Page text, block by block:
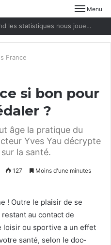
Menu
Déplacements à vélo : quand les statistiques nous jouent des tours
France
si bon pour
?
âge la pratique du
Yves Yau décrypte
la santé.
127 Moins d'une minutes
! Out­re le plaisir de se
au con­tact de
loisir ou sportive a un effet
san­té, selon le doc­